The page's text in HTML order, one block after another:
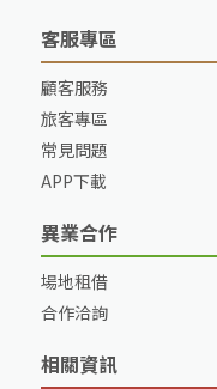
客服專區
顧客服務
旅客專區
常見問題
APP下載
異業合作
場地租借
合作洽詢
相關資訊